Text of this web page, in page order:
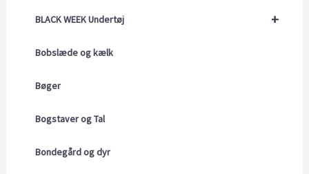
+
BLACK WEEK Undertøj
Bobslæde og kælk
Bøger
Bogstaver og Tal
Bondegård og dyr